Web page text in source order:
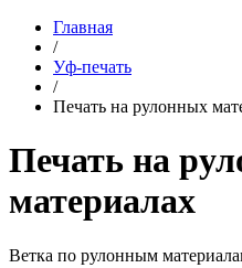
Главная
/
Уф-печать
/
Печать на рулонных
Печать на
материалах
Ветка по рулонным